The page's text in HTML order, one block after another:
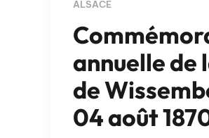
ALSACE
annuelle de
de
04 août